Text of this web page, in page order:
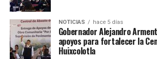
NO TE PIERDAS
Obra Comunitaria que dignifica espacios
NOTICIAS hace 5 días
Gobernador Alejandro
apoyos para fortalecer la
Huixcolotla